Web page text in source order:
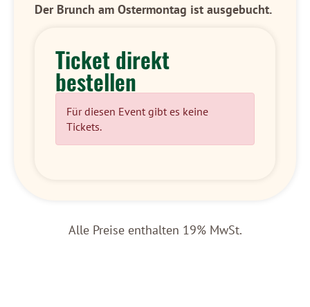
Der Brunch am Ostermontag ist ausgebucht.
Ticket direkt
bestellen
Für diesen Event gibt es keine
Tickets.
Alle Preise enthalten 19% MwSt.